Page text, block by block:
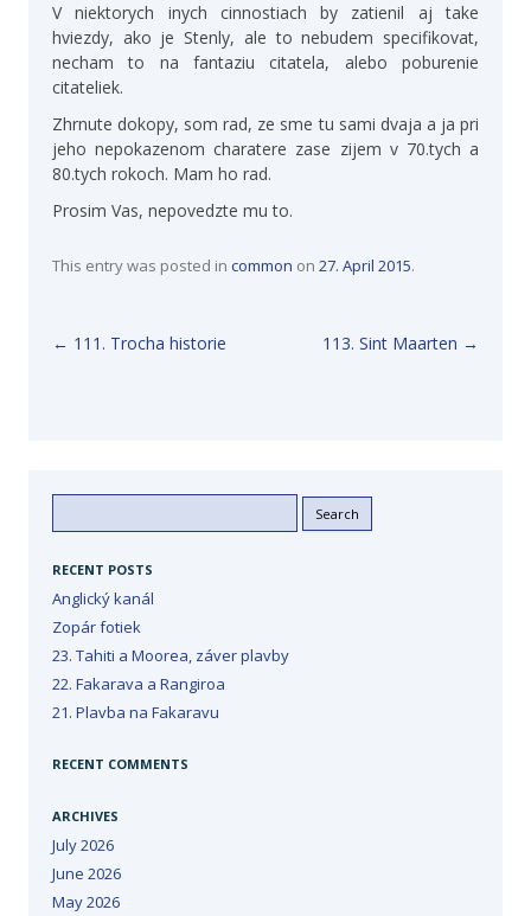
V niektorych inych cinnostiach by zatienil aj take
hviezdy, ako je Stenly, ale to nebudem specifikovat,
necham to na fantaziu citatela, alebo poburenie
citateliek.
Zhrnute dokopy, som rad, ze sme tu sami dvaja a ja pri
jeho nepokazenom charatere zase zijem v 70.tych a
80.tych rokoch. Mam ho rad.
Prosim Vas, nepovedzte mu to.
This entry was posted in common on 27. April 2015.
Post navigation
← 111. Trocha historie 113. Sint Maarten →
for:
RECENT POSTS
Anglický kanál
Zopár fotiek
23. Tahiti a Moorea, záver plavby
22. Fakarava a Rangiroa
21. Plavba na Fakaravu
RECENT COMMENTS
ARCHIVES
July 2026
June 2026
May 2026